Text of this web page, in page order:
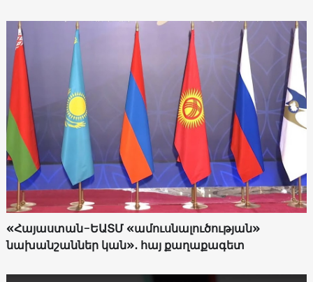
«Հայաստան-ԵԱՏՄ «ամուսնալուծության»
նախանշաններ կան»․ հայ քաղաքագետ